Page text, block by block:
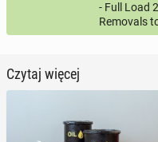
- Full Load
Removals
Czytaj więcej